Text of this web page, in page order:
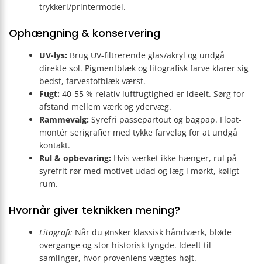
trykkeri/printermodel.
Ophængning & konservering
UV-lys: Brug UV-filtrerende glas/akryl og undgå
direkte sol. Pigmentblæk og litografisk farve klarer sig
bedst, farvestofblæk værst.
Fugt: 40-55 % relativ luftfugtighed er ideelt. Sørg for
afstand mellem værk og ydervæg.
Rammevalg: Syrefri passepartout og bagpap. Float-
montér serigrafier med tykke farvelag for at undgå
kontakt.
Rul & opbevaring: Hvis værket ikke hænger, rul på
syrefrit rør med motivet udad og læg i mørkt, køligt
rum.
Hvornår giver teknikken mening?
Litografi: Når du ønsker klassisk håndværk, bløde
overgange og stor historisk tyngde. Ideelt til
samlinger, hvor proveniens vægtes højt.